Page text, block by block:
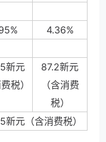
4.36%
5新元
税）
87.2新元
（含消费
税）
5新元（含消费税）